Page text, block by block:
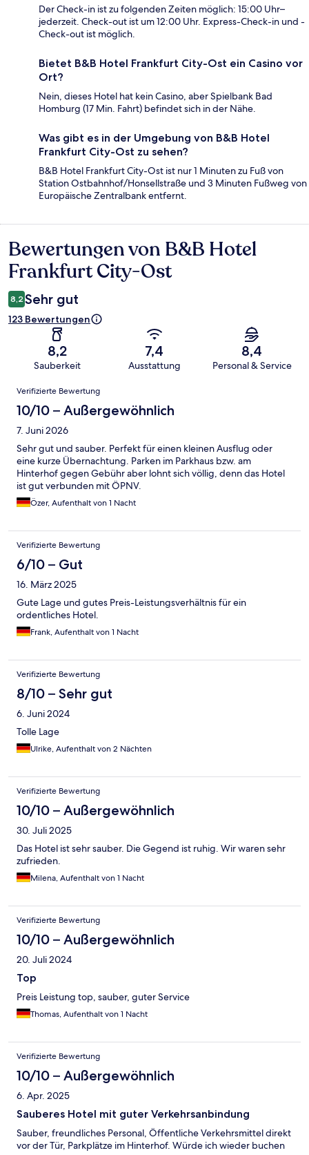
Der Check-in ist zu folgenden Zeiten möglich: 15:00 Uhr–
jederzeit. Check-out ist um 12:00 Uhr. Express-Check-in und -
Check-out ist möglich.
Bietet B&B Hotel Frankfurt City-Ost ein Casino vor
Ort?
Nein, dieses Hotel hat kein Casino, aber Spielbank Bad
Homburg (17 Min. Fahrt) befindet sich in der Nähe.
Was gibt es in der Umgebung von B&B Hotel
Frankfurt City-Ost zu sehen?
B&B Hotel Frankfurt City-Ost ist nur 1 Minuten zu Fuß von
Station Ostbahnhof/Honsellstraße und 3 Minuten Fußweg von
Europäische Zentralbank entfernt.
Bewertungen
Bewertungen von B&B Hotel
Frankfurt City-Ost
8,2 Sehr gut
123 Bewertungen
8,2
Sauberkeit
7,4
Ausstattung
8,4
Personal & Service
Bewertungen
Verifizierte Bewertung
10/10 – Außergewöhnlich
7. Juni 2026
Sehr gut und sauber. Perfekt für einen kleinen Ausflug oder
eine kurze Übernachtung. Parken im Parkhaus bzw. am
Hinterhof gegen Gebühr aber lohnt sich völlig, denn das Hotel
ist gut verbunden mit ÖPNV.
Özer, Aufenthalt von 1 Nacht
Verifizierte Bewertung
6/10 – Gut
16. März 2025
Gute Lage und gutes Preis-Leistungsverhältnis für ein
ordentliches Hotel.
Frank, Aufenthalt von 1 Nacht
Verifizierte Bewertung
8/10 – Sehr gut
6. Juni 2024
Tolle Lage
Ulrike, Aufenthalt von 2 Nächten
Verifizierte Bewertung
10/10 – Außergewöhnlich
30. Juli 2025
Das Hotel ist sehr sauber. Die Gegend ist ruhig. Wir waren sehr
zufrieden.
Milena, Aufenthalt von 1 Nacht
Verifizierte Bewertung
10/10 – Außergewöhnlich
20. Juli 2024
Top
Preis Leistung top, sauber, guter Service
Thomas, Aufenthalt von 1 Nacht
Verifizierte Bewertung
10/10 – Außergewöhnlich
6. Apr. 2025
Sauberes Hotel mit guter Verkehrsanbindung
Sauber, freundliches Personal, Öffentliche Verkehrsmittel direkt
vor der Tür, Parkplätze im Hinterhof. Würde ich wieder buchen